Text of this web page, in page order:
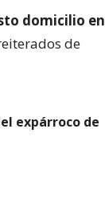
domicilio en
de
expárroco de